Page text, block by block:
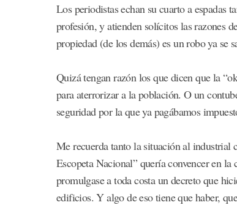
Los periodistas echan su cuarto a espadas
profesión, y atienden solícitos las razones
propiedad (de los demás) es un robo ya
Quizá tengan razón los que dicen que la
para aterrorizar a la población. O un
seguridad por la que ya pagábamos
Me recuerda tanto la situación al industrial
Escopeta Nacional” quería convencer en
promulgase a toda costa un decreto que
edificios. Y algo de eso tiene que haber,